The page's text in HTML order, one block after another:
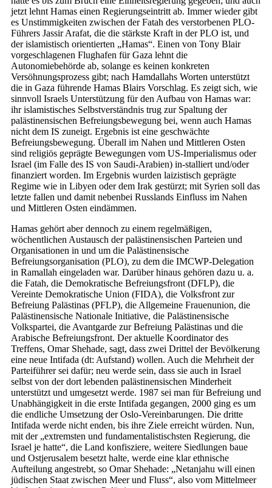
jetzt lehnt Hamas einen Regierungseintritt ab. Immer wieder gibt
es Unstimmigkeiten zwischen der Fatah des verstorbenen PLO-
Führers Jassir Arafat, die die stärkste Kraft in der PLO ist, und
der islamistisch orientierten „Hamas“. Einen von Tony Blair
vorgeschlagenen Flughafen für Gaza lehnt die
Autonomiebehörde ab, solange es keinen konkreten
Versöhnungsprozess gibt; nach Hamdallahs Worten unterstützt
die in Gaza führende Hamas Blairs Vorschlag. Es zeigt sich, wie
sinnvoll Israels Unterstützung für den Aufbau von Hamas war:
ihr islamistisches Selbstverständnis trug zur Spaltung der
palästinensischen Befreiungsbewegung bei, wenn auch Hamas
nicht dem IS zuneigt. Ergebnis ist eine geschwächte
Befreiungsbewegung. Überall im Nahen und Mittleren Osten
sind religiös geprägte Bewegungen vom US-Imperialismus oder
Israel (im Falle des IS von Saudi-Arabien) in-stalliert und/oder
finanziert worden. Im Ergebnis wurden laizistisch geprägte
Regime wie in Libyen oder dem Irak gestürzt; mit Syrien soll das
letzte fallen und damit nebenbei Russlands Einfluss im Nahen
und Mittleren Osten eindämmen.
Hamas gehört aber dennoch zu einem regelmäßigen,
wöchentlichen Austausch der palästinensischen Parteien und
Organisationen in und um die Palästinensische
Befreiungsorganisation (PLO), zu dem die IMCWP-Delegation
in Ramallah eingeladen war. Darüber hinaus gehören dazu u. a.
die Fatah, die Demokratische Befreiungsfront (DFLP), die
Vereinte Demokratische Union (FIDA), die Volksfront zur
Befreiung Palästinas (PFLP), die Allgemeine Frauenunion, die
Palästinensische Nationale Initiative, die Palästinensische
Volkspartei, die Avantgarde zur Befreiung Palästinas und die
Arabische Befreiungsfront. Der aktuelle Koordinator des
Treffens, Omar Shehade, sagt, dass zwei Drittel der Bevölkerung
eine neue Intifada (dt: Aufstand) wollen. Auch die Mehrheit der
Parteiführer sei dafür; neu werde sein, dass sie auch in Israel
selbst von der dort lebenden palästinensischen Minderheit
unterstützt und umgesetzt werde. 1987 sei man für Befreiung und
Unabhängigkeit in die erste Intifada gegangen, 2000 ging es um
die endliche Umsetzung der Oslo-Vereinbarungen. Die dritte
Intifada werde nicht enden, bis ihre Ziele erreicht würden. Nun,
mit der „extremsten und fundamentalistischsten Regierung, die
Israel je hatte“, die Land konfisziere, weitere Siedlungen baue
und Ostjerusalem besetzt halte, werde eine klar ethnische
Aufteilung angestrebt, so Omar Shehade: „Netanjahu will einen
jüdischen Staat zwischen Meer und Fluss“, also vom Mittelmeer